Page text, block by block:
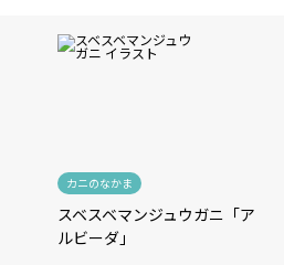
カニのなかま
スベスベマンジュウガニ「ア
ルビーダ」